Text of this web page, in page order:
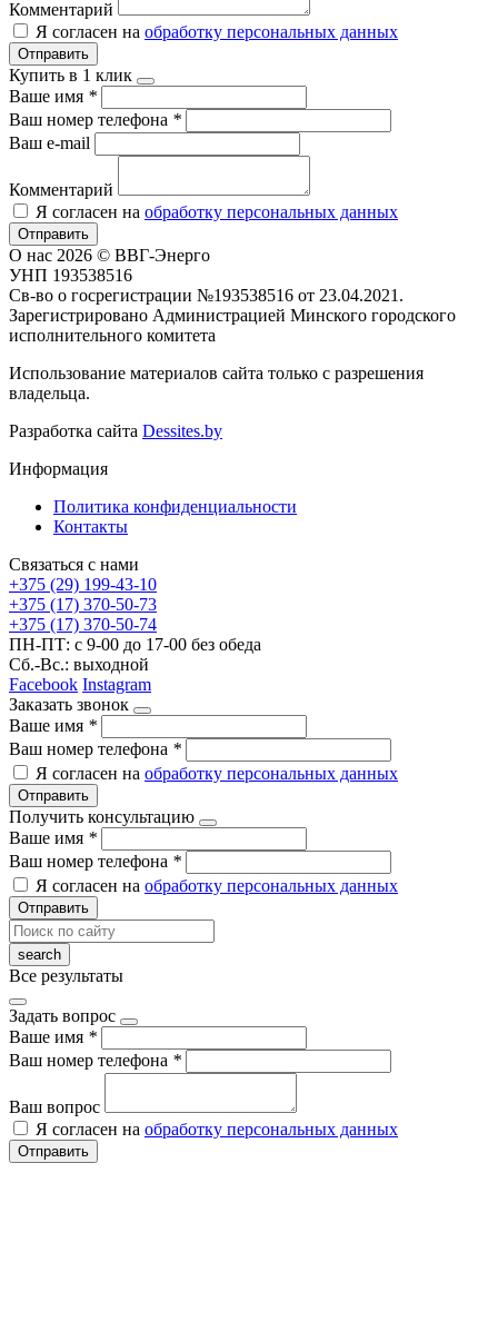
Комментарий
Я согласен на обработку персональных данных
Отправить
Купить в 1 клик
Ваше имя *
Ваш номер телефона *
Ваш e-mail
Комментарий
Я согласен на обработку персональных данных
Отправить
О нас 2026 © ВВГ-Энерго
УНП 193538516
Св-во о госрегистрации №193538516 от 23.04.2021.
Зарегистрировано Администрацией Минского городского
исполнительного комитета
Использование материалов сайта только с разрешения
владельца.
Разработка сайта Dessites.by
Информация
Политика конфиденциальности
Контакты
Связаться с нами
+375 (29) 199-43-10
+375 (17) 370-50-73
+375 (17) 370-50-74
ПН-ПТ: с 9-00 до 17-00 без обеда
Сб.-Вс.: выходной
Facebook Instagram
Заказать звонок
Ваше имя *
Ваш номер телефона *
Я согласен на обработку персональных данных
Отправить
Получить консультацию
Ваше имя *
Ваш номер телефона *
Я согласен на обработку персональных данных
Отправить
Все результаты
Задать вопрос
Ваше имя *
Ваш номер телефона *
Ваш вопрос
Я согласен на обработку персональных данных
Отправить